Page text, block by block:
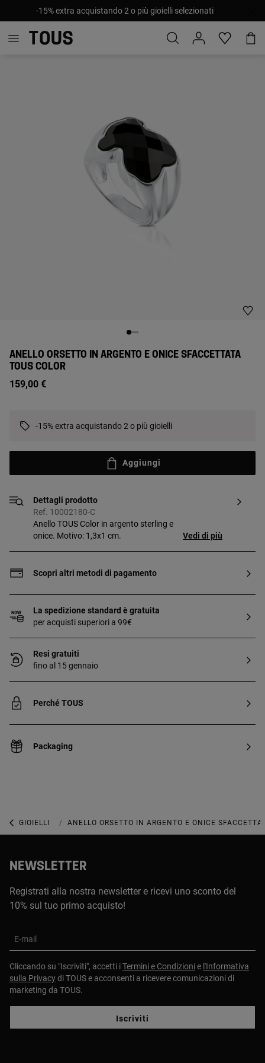
-15% extra acquistando 2 o più gioielli selezionati
ANELLO ORSETTO IN ARGENTO E ONICE SFACCETTATA
TOUS COLOR
159,00 €
-15% extra acquistando 2 o più gioielli
Aggiungi
Dettagli prodotto
Ref. 10002180-C
Anello TOUS Color in argento sterling e
onice. Motivo: 1,3x1 cm.
Vedi di più
Scopri altri metodi di pagamento
La spedizione standard è gratuita
per acquisti superiori a 99€
Resi gratuiti
fino al 15 gennaio
Perché TOUS
Packaging
GIOIELLI GIOIELLI CON PIETRE PREZIOSE
ANELLO ORSETTO IN ARGENTO E ONICE
NEWSLETTER
Registrati alla nostra newsletter e ricevi uno sconto del
10% sul tuo primo acquisto!
E-mail
Cliccando su "Iscriviti", accetti iTermini e Condizionie l'Informativa
sulla Privacydi TOUS e acconsenti a ricevere comunicazioni di
marketing da TOUS.
Iscriviti